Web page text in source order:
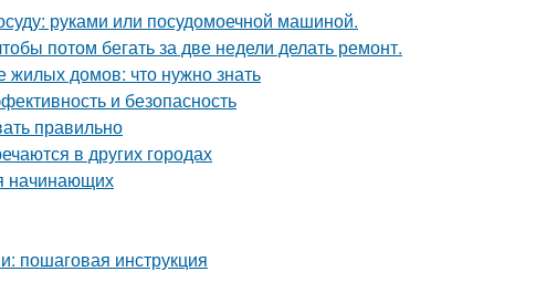
руками или посудомоечной машиной.
потом бегать за две недели делать ремонт.
жилых домов: что нужно знать
и безопасность
правильно
в других городах
начинающих
пошаговая инструкция